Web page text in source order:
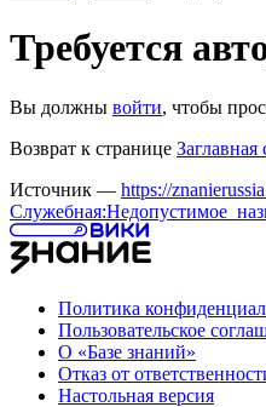
Требуется
Вы должны войти, чтобы
Возврат к странице Заглавная
Источник — https://
Политика
Пользовательское
О «Базе знаний»
Отказ от
Настольная версия